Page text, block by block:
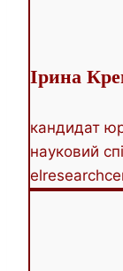
Ірина
кандидат
науковий